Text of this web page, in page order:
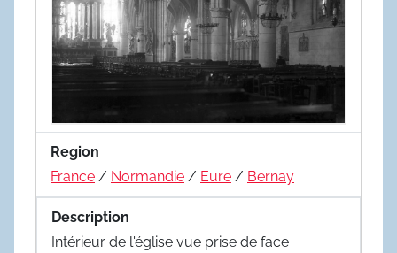
Region
France / Normandie / Eure / Bernay
Description
Intérieur de l'église vue prise de face